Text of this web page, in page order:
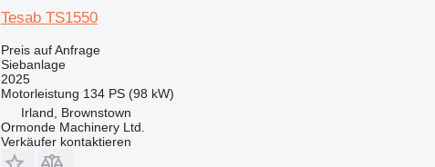
Tesab TS1550
Preis auf Anfrage
Siebanlage
2025
Motorleistung 134 PS (98 kW)
Irland, Brownstown
Ormonde Machinery Ltd.
Verkäufer kontaktieren